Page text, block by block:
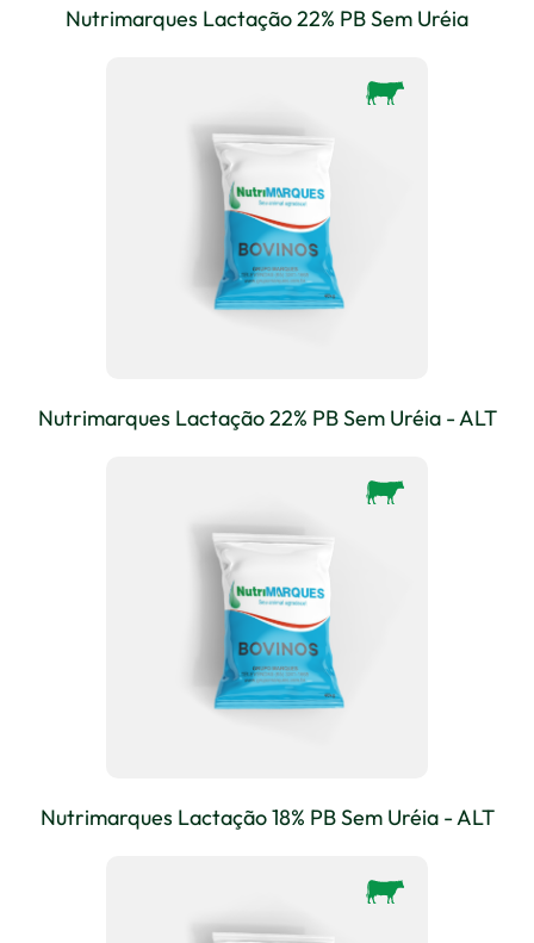
Nutrimarques Lactação 22% PB Sem Uréia
Nutrimarques Lactação 22% PB Sem Uréia - ALT
Nutrimarques Lactação 18% PB Sem Uréia - ALT